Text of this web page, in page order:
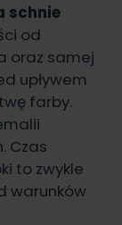
schnie
od
oraz samej
upływem
farby.
Czas
to zwykle
warunków